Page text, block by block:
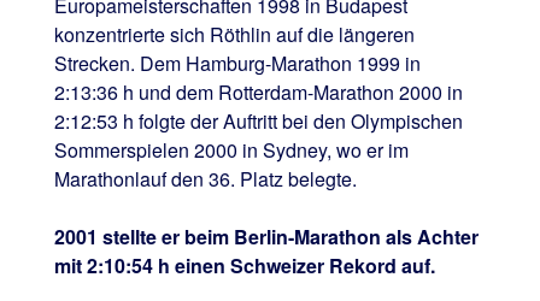
konzentrierte sich Röthlin auf die längeren
Strecken. Dem Hamburg-Marathon 1999 in
2:13:36 h und dem Rotterdam-Marathon 2000 in
2:12:53 h folgte der Auftritt bei den Olympischen
Sommerspielen 2000 in Sydney, wo er im
Marathonlauf den 36. Platz belegte.
2001 stellte er beim Berlin-Marathon als Achter
mit 2:10:54 h einen Schweizer Rekord auf.